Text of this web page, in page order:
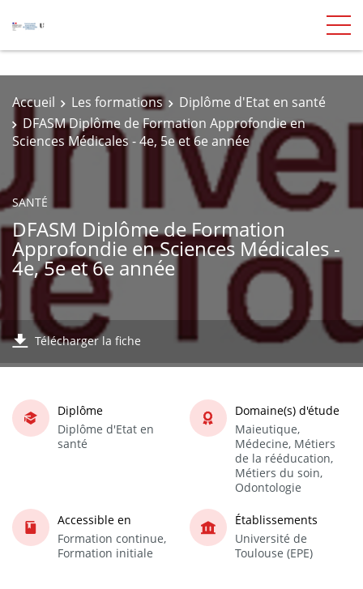
Accueil Les formations
Diplôme d'Etat en santé
DFASM Diplôme de Formation Approfondie en
Sciences Médicales - 4e, 5e et 6e année
SANTÉ
DFASM Diplôme de Formation
Approfondie en Sciences Médicales -
4e, 5e et 6e année
Télécharger la fiche
Diplôme
Diplôme d'Etat en
santé
Domaine(s) d'étude
Maieutique,
Médecine, Métiers
de la rééducation,
Métiers du soin,
Odontologie
Accessible en
Formation continue,
Formation initiale
Établissements
Université de
Toulouse (EPE)